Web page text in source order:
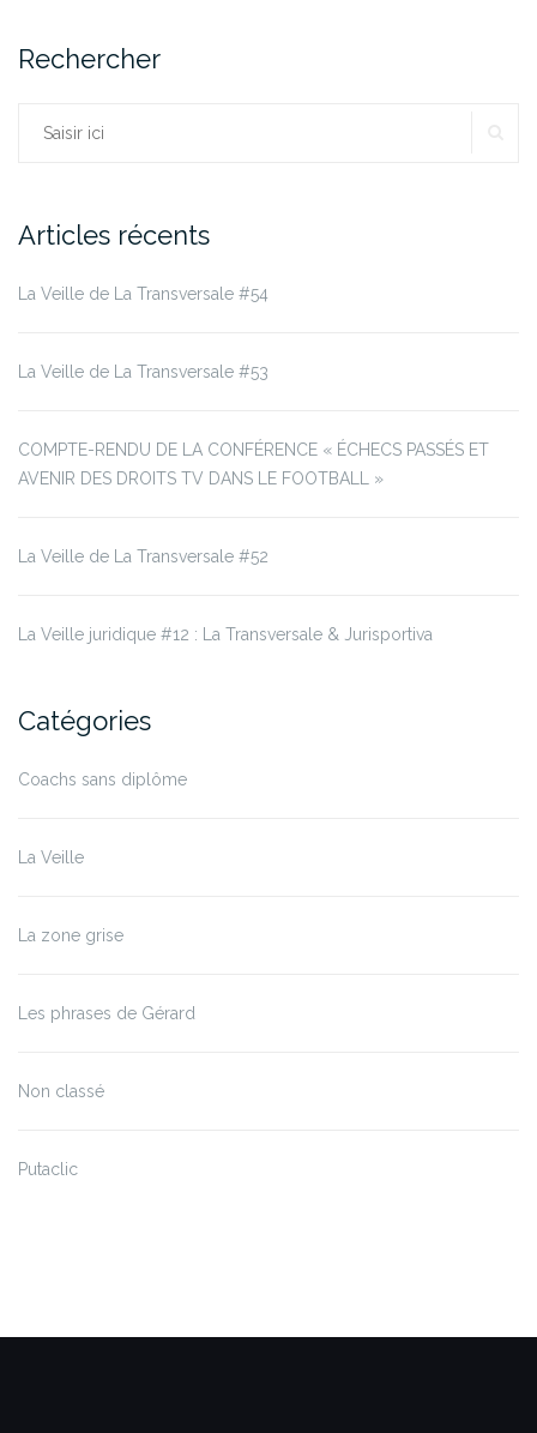
Rechercher
Rechercher :
Articles récents
La Veille de La Transversale #54
La Veille de La Transversale #53
COMPTE-RENDU DE LA CONFÉRENCE « ÉCHECS PASSÉS ET
AVENIR DES DROITS TV DANS LE FOOTBALL »
La Veille de La Transversale #52
La Veille juridique #12 : La Transversale & Jurisportiva
Catégories
Coachs sans diplôme
La Veille
La zone grise
Les phrases de Gérard
Non classé
Putaclic